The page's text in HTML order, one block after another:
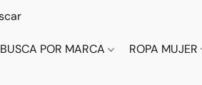
BUSCA POR MARCA ROPA MUJER